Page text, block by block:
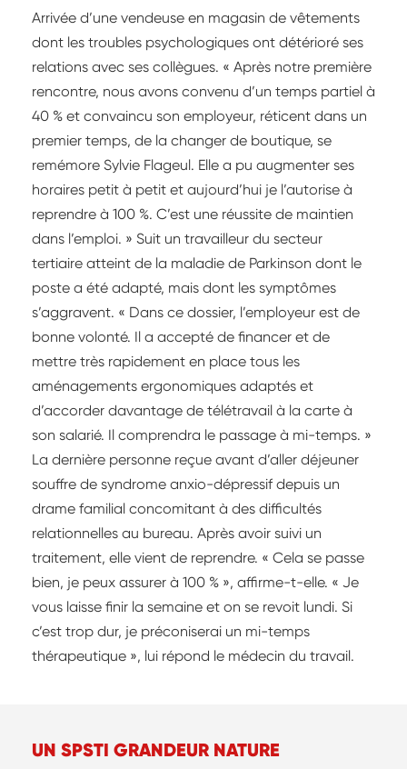
Arrivée d’une vendeuse en magasin de vêtements
dont les troubles psychologiques ont détérioré ses
relations avec ses collègues. « Après notre première
rencontre, nous avons convenu d’un temps partiel à
40 % et convaincu son employeur, réticent dans un
premier temps, de la changer de boutique, se
remémore Sylvie Flageul. Elle a pu augmenter ses
horaires petit à petit et aujourd’hui je l’autorise à
reprendre à 100 %. C’est une réussite de maintien
dans l’emploi. » Suit un travailleur du secteur
tertiaire atteint de la maladie de Parkinson dont le
poste a été adapté, mais dont les symptômes
s’aggravent. « Dans ce dossier, l’employeur est de
bonne volonté. Il a accepté de financer et de
mettre très rapidement en place tous les
aménagements ergonomiques adaptés et
d’accorder davantage de télétravail à la carte à
son salarié. Il comprendra le passage à mi-temps. »
La dernière personne reçue avant d’aller déjeuner
souffre de syndrome anxio-dépressif depuis un
drame familial concomitant à des difficultés
relationnelles au bureau. Après avoir suivi un
traitement, elle vient de reprendre. « Cela se passe
bien, je peux assurer à 100 % », affirme-t-elle. « Je
vous laisse finir la semaine et on se revoit lundi. Si
c’est trop dur, je préconiserai un mi-temps
thérapeutique », lui répond le médecin du travail.
UN SPSTI GRANDEUR NATURE